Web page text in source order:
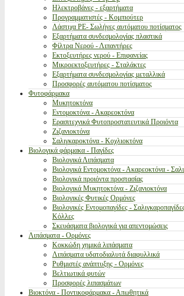
Ηλεκτροβάνες - εξαρτήματα
Προγραμματιστές - Κομπιούτερ
Λάστιχα PE- Σωλήνες αυτόματου ποτίσματος
Εξαρτήματα συνδεσμολογίας πλαστικά
Φίλτρα Νερού - Λιπαντήρες
Εκτοξευτήρες νερού - Επιφανείας
Μικροεκτοξευτήρες - Σταλάκτες
Εξαρτήματα συνδεσμολογίας μεταλλικά
Προσφορές αυτόματου ποτίσματος
Φυτοφάρμακα
Μυκητοκτόνα
Εντομοκτόνα - Ακαρεοκτόνα
Ερασιτεχνικά Φυτοπροστατευτικά Προιόντα
Ζιζανιοκτόνα
Σαλιγκαροκτόνα - Κοχλιοκτόνα
Βιολογικά φάρμακα - Παγίδες
Βιολογικά Λιπάσματα
Βιολογικά Εντομοκτόνα - Ακαρεοκτόνα -
Βιολογικά προιόντα προστασίας
Βιολογικά Μυκητοκτόνα - Ζιζανιοκτόνα
Βιολογικές Φυτικές Ορμόνες
Βιολογικές Εντομοπαγίδες -
Κόλλες
Σκευάσματα βιολογικά για απεντομώσεις
Λιπάσματα - Ορμόνες
Κοκκώδη χημικά λιπάσματα
Λιπάσματα υδατοδιαλυτά διαφυλλικά
Ρυθμιστές ανάπτυξης - Ορμόνες
Βελτιωτικά φυτών
Προσφορές λιπασμάτων
Βιοκτόνα - Ποντικοφάρμακα - Απωθητικά